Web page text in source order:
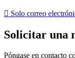
 Solo correo
Solicitar una
Póngase en contacto